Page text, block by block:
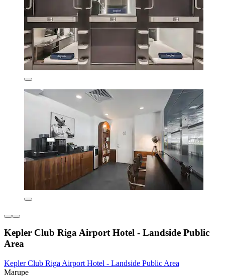
Kepler Club Riga Airport Hotel - Landside Public
Area
Kepler Club Riga Airport Hotel - Landside Public Area
Marupe